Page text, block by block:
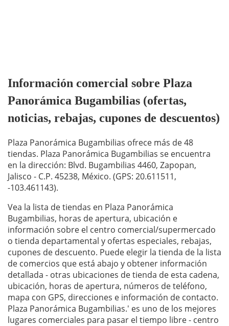
Información comercial sobre Plaza
Panorámica Bugambilias (ofertas,
noticias, rebajas, cupones de descuentos)
Plaza Panorámica Bugambilias ofrece más de 48
tiendas. Plaza Panorámica Bugambilias se encuentra
en la dirección: Blvd. Bugambilias 4460, Zapopan,
Jalisco - C.P. 45238, México. (GPS: 20.611511,
-103.461143).
Vea la lista de tiendas en Plaza Panorámica
Bugambilias, horas de apertura, ubicación e
información sobre el centro comercial/supermercado
o tienda departamental y ofertas especiales, rebajas,
cupones de descuento. Puede elegir la tienda de la lista
de comercios que está abajo y obtener información
detallada - otras ubicaciones de tienda de esta cadena,
ubicación, horas de apertura, números de teléfono,
mapa con GPS, direcciones e información de contacto.
Plaza Panorámica Bugambilias.' es uno de los mejores
lugares comerciales para pasar el tiempo libre - centro